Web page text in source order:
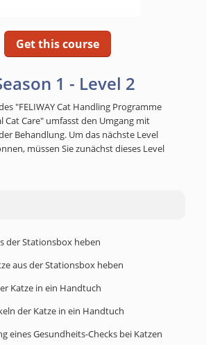
Get this course
1 - Level 2
"FELIWAY Cat Handling Programme
Care" umfasst den Umgang mit
Behandlung. Um das nächste Level
müssen Sie zunächst dieses Level
der Stationsbox heben
aus der Stationsbox heben
Katze in ein Handtuch
der Katze in ein Handtuch
eines Gesundheits-Checks bei Katzen